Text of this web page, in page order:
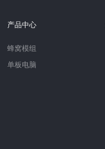
产品中心
蜂窝模组
单板电脑